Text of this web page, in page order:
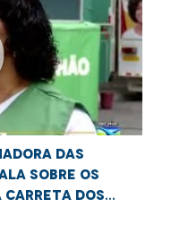
das
sobre os
Carreta dos